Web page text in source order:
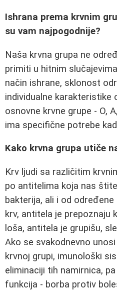
Ishrana prema krvnim
su vam najpogodnije?
Naša krvna grupa ne
primiti u hitnim
način ishrane, sklonost
individualne
osnovne krvne grupe - O,
ima specifične potrebe
Kako krvna grupa utiče
Krv ljudi sa različitim
po antitelima koja nas
bakterija, ali i od
krv, antitela je prepoznaju
loša, antitela je grupišu,
Ako se svakodnevno
krvnoj grupi, imunološki
eliminaciji tih namirnica,
funkcija - borba protiv